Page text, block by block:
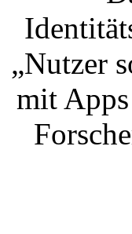
„Nutzer
mit